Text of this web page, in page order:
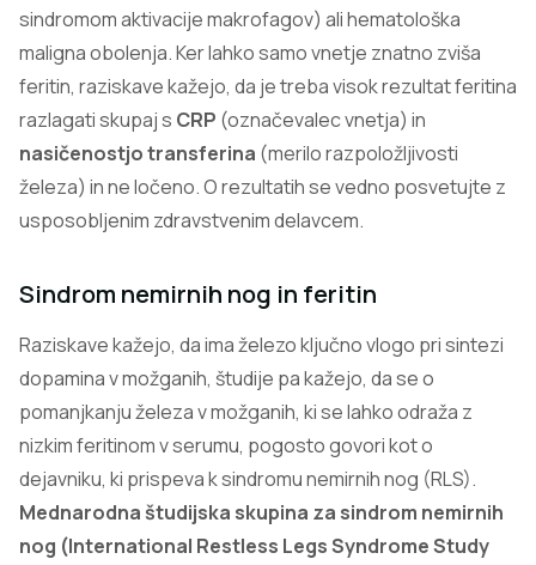
sindromom aktivacije makrofagov) ali hematološka
maligna obolenja. Ker lahko samo vnetje znatno zviša
feritin, raziskave kažejo, da je treba visok rezultat feritina
razlagati skupaj s CRP (označevalec vnetja) in
nasičenostjo transferina (merilo razpoložljivosti
železa) in ne ločeno. O rezultatih se vedno posvetujte z
usposobljenim zdravstvenim delavcem.
Sindrom nemirnih nog in feritin
Raziskave kažejo, da ima železo ključno vlogo pri sintezi
dopamina v možganih, študije pa kažejo, da se o
pomanjkanju železa v možganih, ki se lahko odraža z
nizkim feritinom v serumu, pogosto govori kot o
dejavniku, ki prispeva k sindromu nemirnih nog (RLS).
Mednarodna študijska skupina za sindrom nemirnih
nog (International Restless Legs Syndrome Study